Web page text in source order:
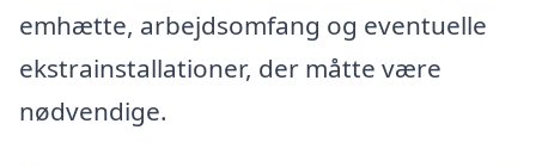
emhætte, arbejdsomfang og eventuelle
ekstrainstallationer, der måtte være
nødvendige.